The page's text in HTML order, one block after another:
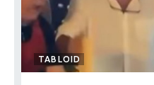
TABLOID